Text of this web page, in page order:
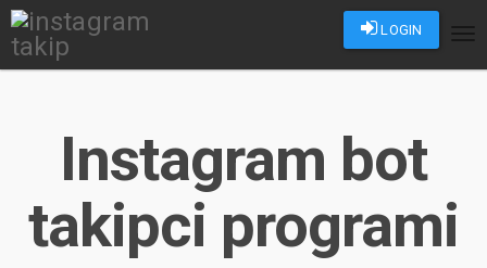
LOGIN
Instagram bot
takipci programi